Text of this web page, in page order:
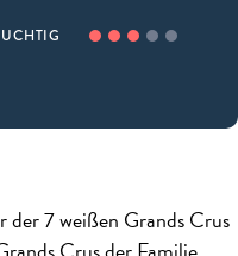
7 weißen Grands Crus